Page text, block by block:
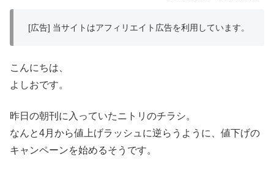
[広告] 当サイトはアフィリエイト広告を利用しています。
こんにちは、
よしおです。
昨日の朝刊に入っていたニトリのチラシ。
なんと4月から値上げラッシュに逆らうように、値下げの
キャンペーンを始めるそうです。